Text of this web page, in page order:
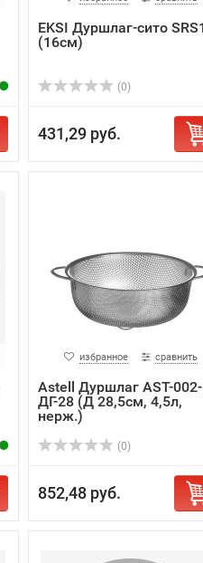
EKSI Дуршлаг-сито
(16см)
(0)
431,29 руб.
избранное сравнить
Astell Дуршлаг AST-002-
ДГ-28 (Д 28,5см, 4,5л,
нерж.)
(0)
852,48 руб.